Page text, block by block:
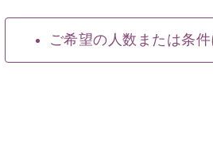
ご希望の人数または条